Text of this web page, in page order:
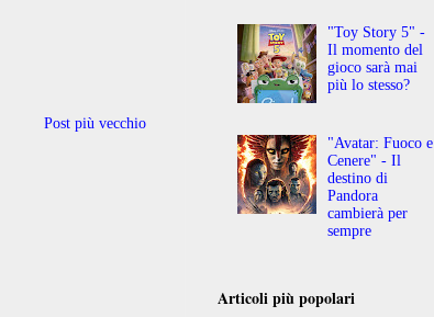
Post più vecchio
"Toy Story 5" -
Il momento del
gioco sarà mai
più lo stesso?
"Avatar: Fuoco e
Cenere" - Il
destino di
Pandora
cambierà per
sempre
Articoli più popolari